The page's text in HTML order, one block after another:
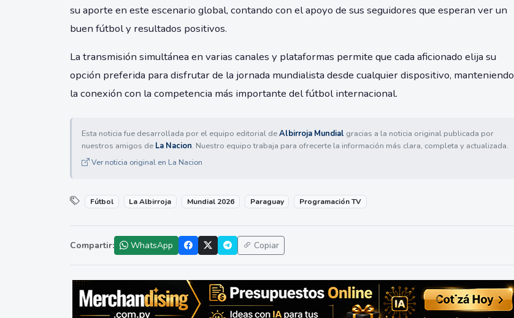
su aporte en este escenario global, contando con el apoyo de sus seguidores que esperan ver un
buen fútbol y resultados positivos.
La transmisión simultánea en varias canales y plataformas permite que cada aficionado elija su
opción preferida para disfrutar de la jornada mundialista desde cualquier dispositivo, manteniendo
la conexión con la competencia más importante del fútbol internacional.
Esta noticia fue desarrollada por el equipo editorial deAlbirroja Mundial gracias a la noticia original publicada por
nuestros amigos de La Nacion. Nuestro equipo trabaja para ofrecerte la información más clara, completa y actualizada.
Ver noticia original en La Nacion
Fútbol La Albirroja Mundial 2026 Paraguay Programación TV
Compartir: WhatsApp Copiar